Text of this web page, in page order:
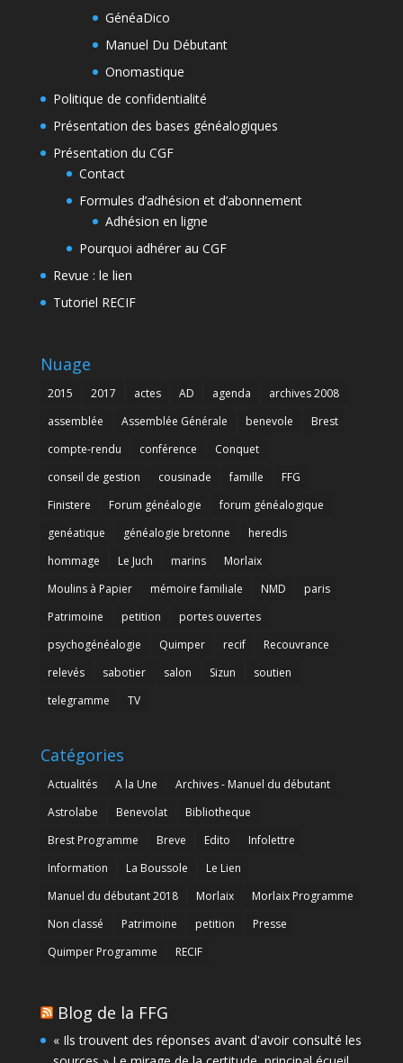
GénéaDico
Manuel Du Débutant
Onomastique
Politique de confidentialité
Présentation des bases généalogiques
Présentation du CGF
Contact
Formules d’adhésion et d’abonnement
Adhésion en ligne
Pourquoi adhérer au CGF
Revue : le lien
Tutoriel RECIF
Nuage
2015 2017 actes AD agenda
archives 2008
assemblée
Assemblée Générale benevole
Brest
compte-rendu
conférence
Conquet
conseil de gestion
cousinade famille
FFG
Finistere
Forum généalogie
forum généalogique
genéatique
généalogie bretonne
heredis
hommage
Le Juch marins
Morlaix
Moulins à Papier
mémoire familiale NMD
paris
Patrimoine
petition
portes ouvertes
psychogénéalogie
Quimper recif
Recouvrance
relevés
sabotier salon Sizun
soutien
telegramme
TV
Catégories
Actualités A la Une
Archives - Manuel du débutant
Astrolabe
Benevolat
Bibliotheque
Brest Programme
Breve Edito
Infolettre
Information
La Boussole
Le Lien
Manuel du débutant 2018
Morlaix
Morlaix Programme
Non classé
Patrimoine petition
Presse
Quimper Programme
RECIF
Blog de la FFG
« Ils trouvent des réponses avant d'avoir consulté les